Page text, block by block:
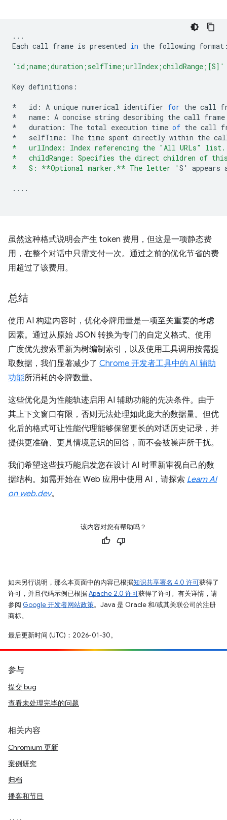
...
Each call frame is presented in the following format
'id;name;duration;selfTime;urlIndex;childRange;[S]'
Key definitions :
* id : A unique numerical identifier for the call
*
name : A concise string describing the call frame
*
duration : The total execution time of the call
*
selfTime : The time spent directly within the
*   urlIndex: Index referencing the "All URLs"
*   childRange: Specifies the direct children of
*   S: **Optional marker.** The letter ' S ' appears
....
虽然这种格式说明会产生 token 费用，但这是一项静态费
用，在整个对话中只需支付一次。通过之前的优化节省的费
用超过了该费用。
总结
使用 AI 构建内容时，优化令牌用量是一项至关重要的考虑
因素。通过从原始 JSON 转换为专门的自定义格式、使用
广度优先搜索重新为树编制索引，以及使用工具调用按需提
取数据，我们显著减少了 Chrome 开发者工具中的 AI 辅助
功能所消耗的令牌数量。
这些优化是为性能轨迹启用 AI 辅助功能的先决条件。由于
其上下文窗口有限，否则无法处理如此庞大的数据量。但优
化后的格式可让性能代理能够保留更长的对话历史记录，并
提供更准确、更具情境意识的回答，而不会被噪声所干扰。
我们希望这些技巧能启发您在设计 AI 时重新审视自己的数
据结构。如需开始在 Web 应用中使用 AI，请探索 Learn AI
on web.dev。
该内容对您有帮助吗？
如未另行说明，那么本页面中的内容已根据知识共享署名 4.0 许可获得了
许可，并且代码示例已根据Apache 2.0 许可获得了许可。有关详情，请
参阅 Google 开发者网站政策。Java 是 Oracle 和/或其关联公司的注册
商标。
最后更新时间 (UTC)：2026-01-30。
参与
提交 bug
查看未处理完毕的问题
相关内容
Chromium 更新
案例研究
归档
播客和节目